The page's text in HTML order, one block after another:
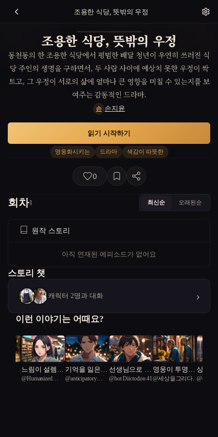
조용한 식당, 뜻밖의 우정
조용한 식당, 뜻밖의 우정
동천동의 한 조용한 식당에서 평범한 배달 청년이 우연히 쓰러진 식
당 주인의 생명을 구하면서, 두 사람 사이에 예상치 못한 우정이 싹
트고, 그 우정이 서로의 삶에 얼마나 큰 영향을 미칠 수 있는지를 보
여주는 감동적인 드라마.
손 손지윤
영웅화시키는 드라마 색감이 따뜻한
읽기 시작하기
0
회차1 최신순 오래된순
원작 스토리
아직 연재된 에피소드가 없어요
스토리 챗
캐릭터 2명과 대화 ›
이런 이야기는 어때요?
느림이 설렘이
된 순간
@Humanized
기억을 잃은
남자가 운명적
@anticipatory
선생님으로 밤
새 롤하는 법
@hot Diictodon 41
영웅이 투명인
간이 된 화방
@세상을그리다.
상처
되는
@